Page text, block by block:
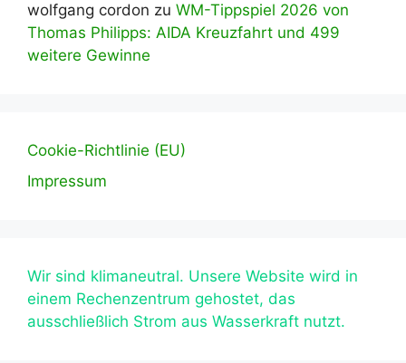
wolfgang cordon zu WM-Tippspiel 2026 von
Thomas Philipps: AIDA Kreuzfahrt und 499
weitere Gewinne
Cookie-Richtlinie (EU)
Impressum
Wir sind klimaneutral. Unsere Website wird in
einem Rechenzentrum gehostet, das
ausschließlich Strom aus Wasserkraft nutzt.